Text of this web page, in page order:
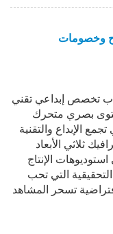
وخصومات
تخصص إبداعي تقني
بصري متحرك
الإبداع والتقنية
ثلاثي الأبعاد
الإنتاج
التي تحب
تسحر المشاهد